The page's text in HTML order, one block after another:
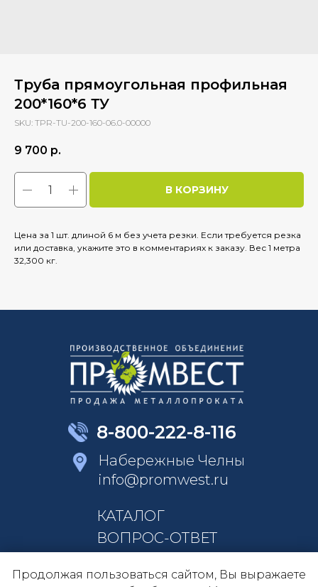
Труба прямоугольная профильная
200*160*6 ТУ
SKU: TPR-TU-200-160-06.0-00000
9 700 р.
В КОРЗИНУ
Цена за 1 шт. длиной 6 м без учета резки. Если требуется резка
или доставка, укажите это в комментариях к заказу. Вес 1 метра
32,300 кг.
КАТАЛОГ
ВОПРОС-ОТВЕТ
О КОМПАНИИ
8-800-222-8-116
Набережные Челны
info@promwest.ru
Продолжая пользоваться сайтом, Вы выражаете